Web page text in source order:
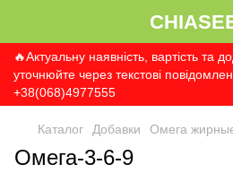
🔥Актуальну наявність, вартість та
уточнюйте через текстові
+38(068)4977555
Каталог Добавки Омега
Омега-3-6-9